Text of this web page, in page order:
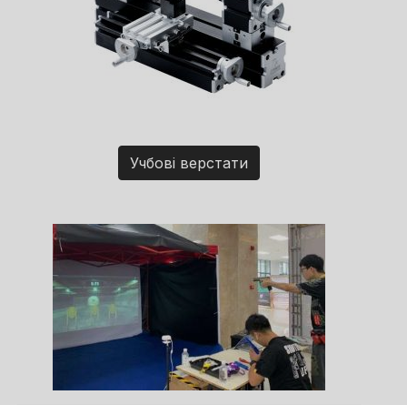
Учбові верстати